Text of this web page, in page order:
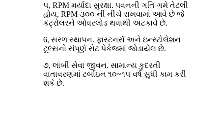
૫, RPM મર્યાદા સુરક્ષા. પવનની ગતિ ગમે તેટલી
હોય, RPM ૩૦૦ ની નીચે રાખવામાં આવે છે જે
કંટ્રોલરને ઓવરલોડ થવાથી અટકાવે છે.
6, સરળ સ્થાપન. ફાસ્ટનર્સ અને ઇન્સ્ટોલેશન
ટૂલ્સનો સંપૂર્ણ સેટ પેકેજમાં જોડાયેલ છે.
૭, લાંબી સેવા જીવન. સામાન્ય કુદરતી
વાતાવરણમાં ટર્બાઇન ૧૦~૧૫ વર્ષ સુધી કામ કરી
શકે છે.